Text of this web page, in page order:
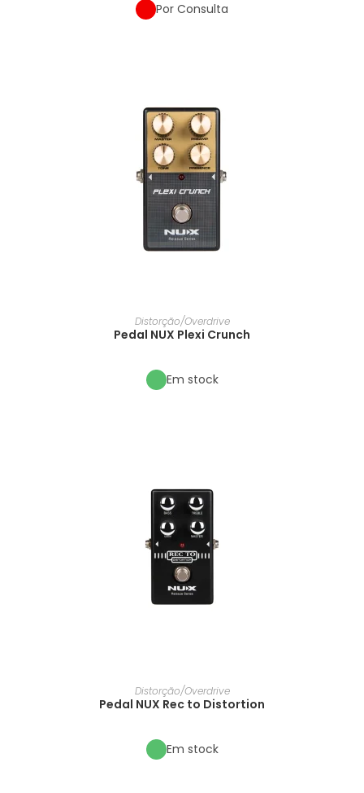
Por Consulta
Distorção/Overdrive
Pedal NUX Plexi Crunch
Em stock
Distorção/Overdrive
Pedal NUX Rec to Distortion
Em stock